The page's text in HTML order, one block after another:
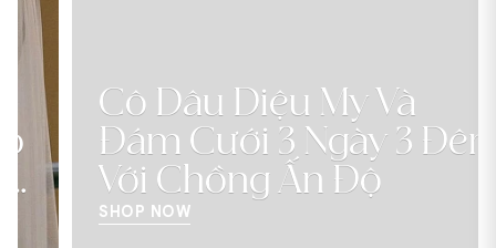
Cô Dâu Diệu My Và
Đám Cưới 3 Ngày 3 Đêm
Với Chồng Ấn Độ
SHOP NOW